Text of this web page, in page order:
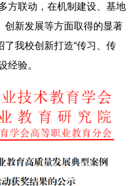
方联动，在机制建设、基地
创新发展等方面取得的显著
我校创新打造“传习、传
经验。